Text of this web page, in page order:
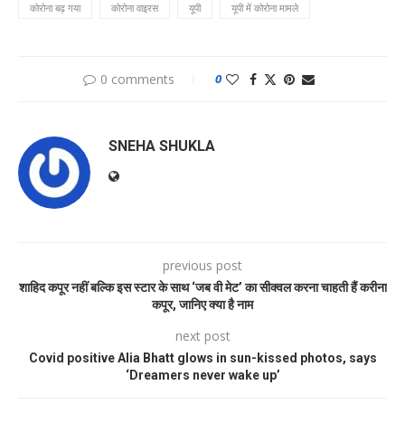
कोरोना बढ़ गया कोरोना वाइरस यूपी यूपी में कोरोना मामले
0 comments 0
SNEHA SHUKLA
previous post
शाहिद कपूर नहीं बल्कि इस स्टार के साथ ‘जब वी मेट’ का सीक्वल करना चाहती हैं करीना
कपूर, जानिए क्या है नाम
next post
Covid positive Alia Bhatt glows in sun-kissed photos, says
‘Dreamers never wake up’